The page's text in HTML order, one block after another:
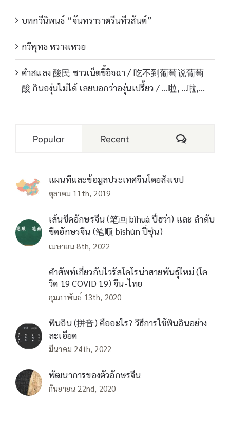
บทกวีนิพนธ์ “จันทราราตรีนทีวสันต์”
กวีพุทธ หวางเหวย
คำสแลง 酸民 ชาวเน็ตขี้อิจฉา / 吃不到葡萄说葡萄
酸 กินองุ่นไม่ได้ เลยบอกว่าองุ่นเปรี้ยว / …啦, …啦,…
Popular Recent Comments
แผนที่และข้อมูลประเทศจีนโดยสังเขป
ตุลาคม 11th, 2019
เส้นขีดอักษรจีน (笔画 bǐhuà ปี่ฮว่า) และ ลำดับ
ขีดอักษรจีน (笔顺 bǐshùn ปี่ซุ่น)
เมษายน 8th, 2022
คำศัพท์เกี่ยวกับไวรัสโคโรน่าสายพันธุ์ใหม่ (โค
วิด 19 COVID 19) จีน-ไทย
กุมภาพันธ์ 13th, 2020
พินอิน (拼音) คืออะไร? วิธีการใช้พินอินอย่าง
ละเอียด
มีนาคม 24th, 2022
พัฒนาการของตัวอักษรจีน
กันยายน 22nd, 2020